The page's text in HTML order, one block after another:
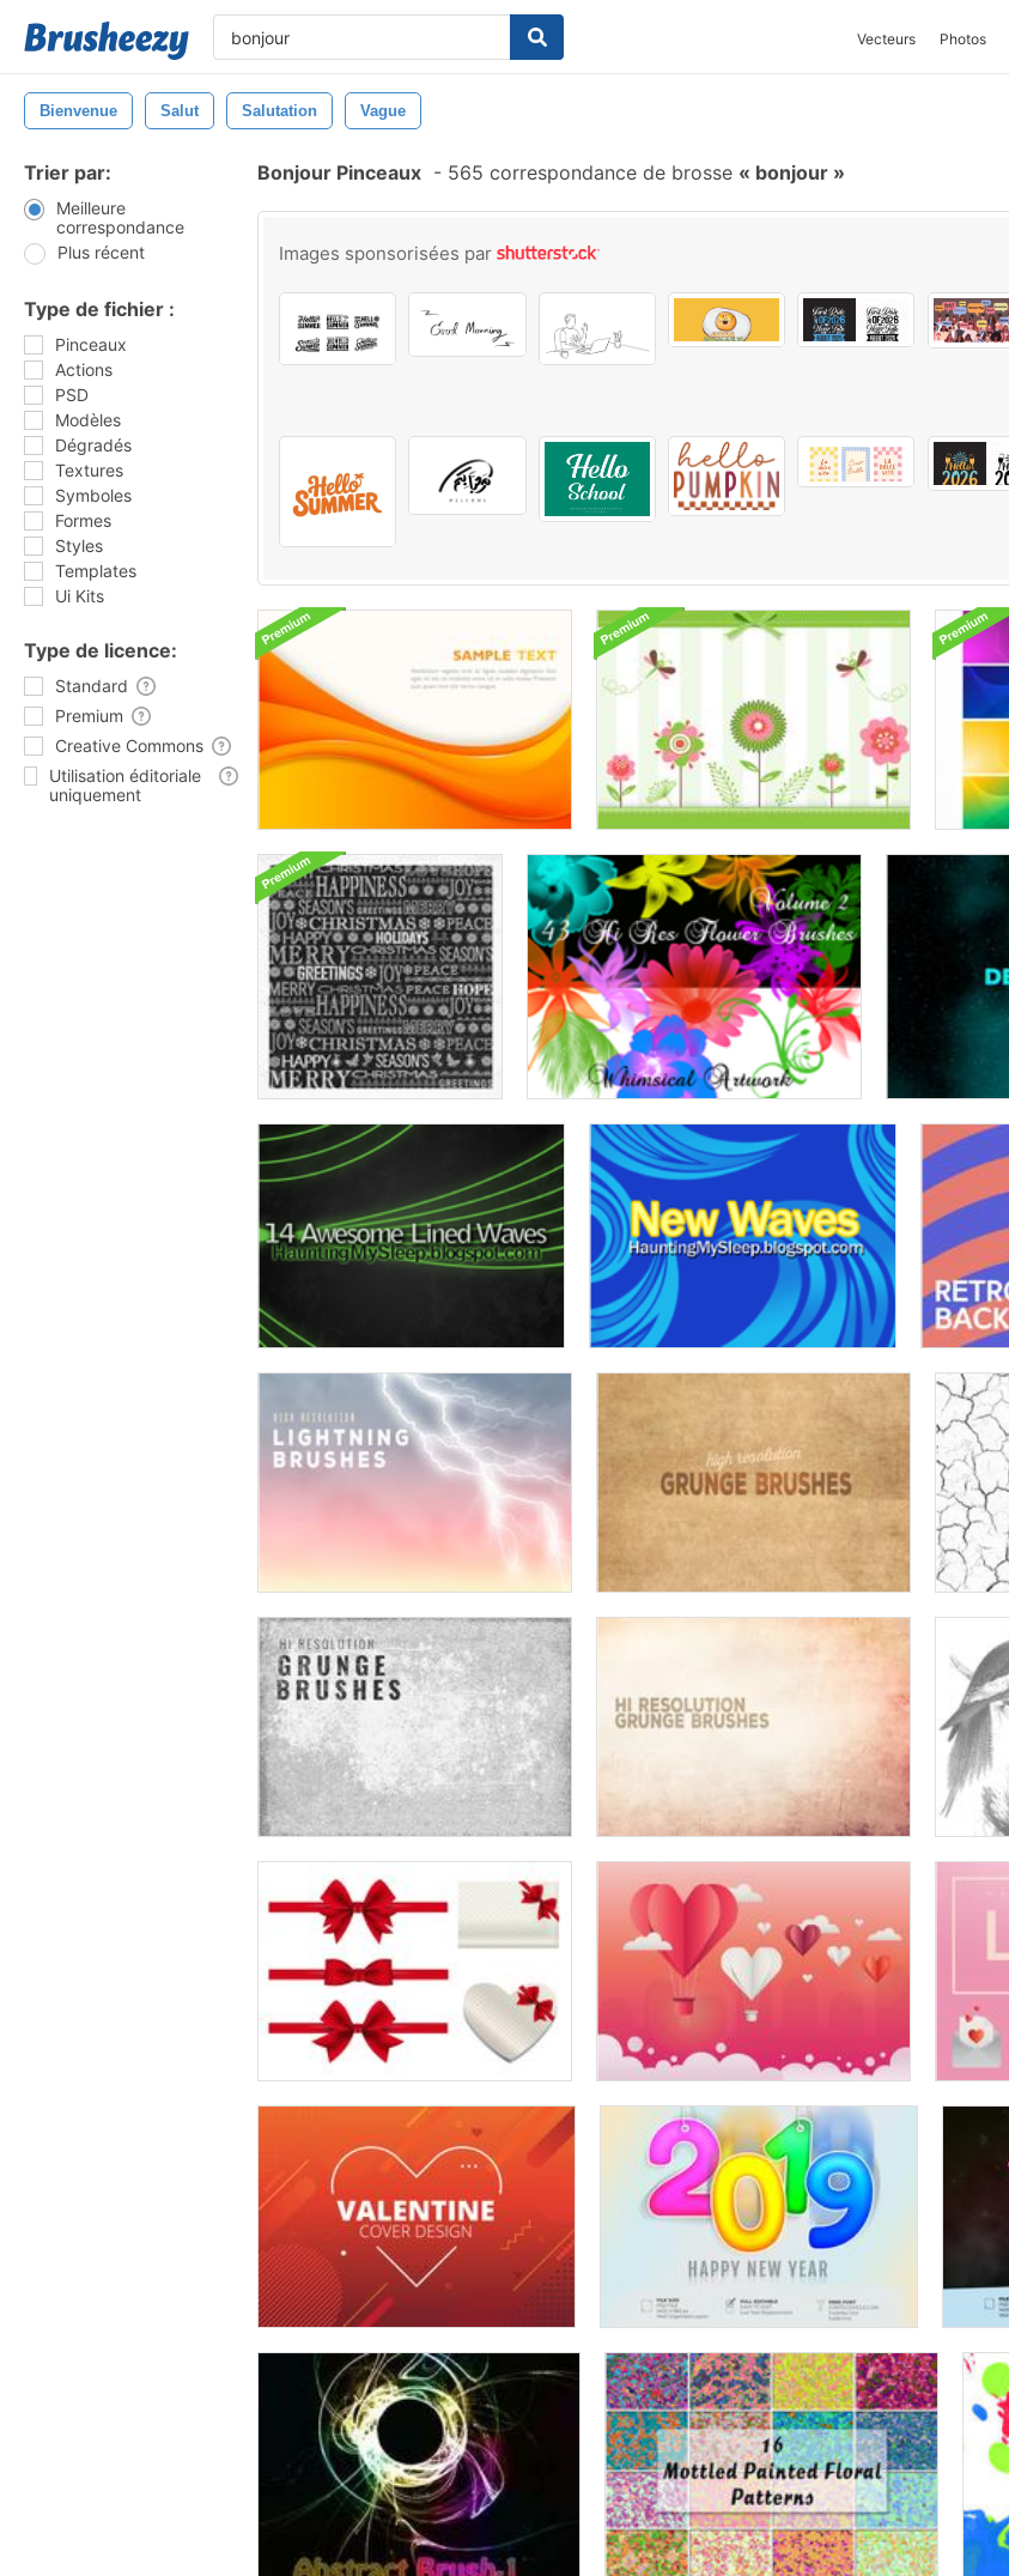
Vecteurs Photos
Bienvenue Salut Salutation Vague
Trier par:
Meilleure
correspondance
Plus récent
Type de fichier :
Pinceaux
Actions
PSD
Modèles
Dégradés
Textures
Symboles
Formes
Styles
Templates
Ui Kits
Type de licence:
Standard
Premium
Creative Commons
Utilisation éditoriale
uniquement
Bonjour Pinceaux - 565 correspondance de brosse bonjour
Images sponsorisées par